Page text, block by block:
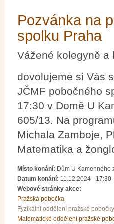
Pozvánka na
spolku Praha
Vážené kolegyně a
dovolujeme si Vás
JČMF pobočného
17:30 v Domě U
605/13. Na
Michala Zamboje,
Matematika a
Místo konání: Dům U Kamenného
Datum konání: 11.12.2024 - 17:30
Webové stránky akce:
Pražská pobočka
Fyzikální oddělení pražské pobočky
Matematické oddělení pražské